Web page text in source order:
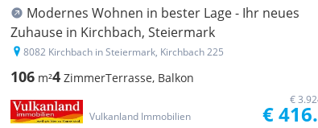
Modernes Wohnen in bester Lage - Ihr neues
Zuhause in Kirchbach, Steiermark
8082 Kirchbach in Steiermark, Kirchbach 225
106 m²4 ZimmerTerrasse, Balkon
Vulkanland Immobilien
€
€